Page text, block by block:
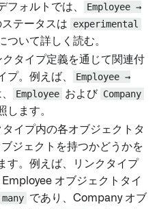
フォルトでは、
Employee →
テータスは
experimental
ついて詳しく読む。
クタイプ定義を通じて関連付
プ。例えば、
Employee →
Employee および Company
します。
タイプ内の各オブジェクトタ
ジェクトを持つかどうかを
す。例えば、リンクタイプ
Employee オブジェクトタイ
many であり、Company オブ